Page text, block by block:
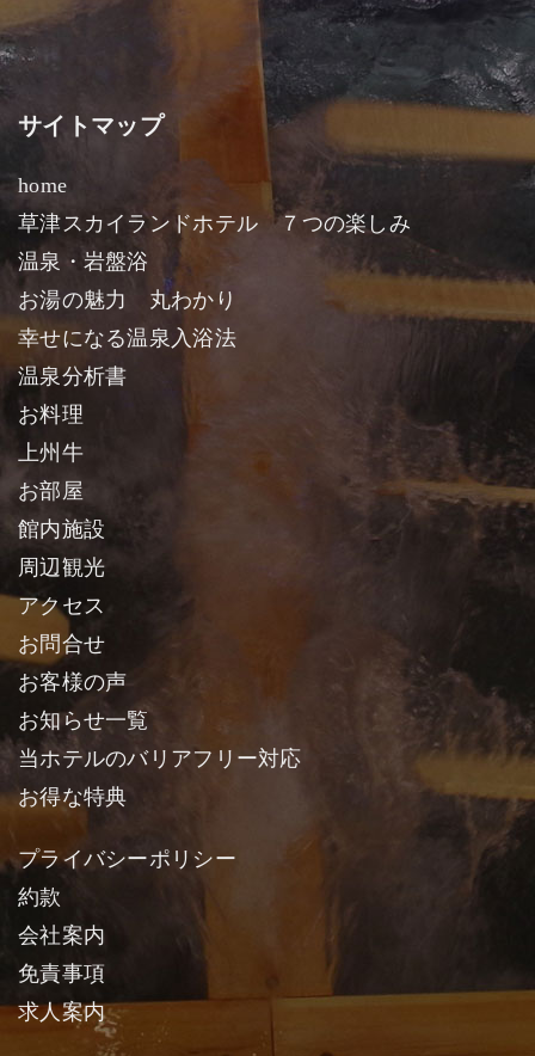
サイトマップ
home
草津スカイランドホテル ７つの楽しみ
温泉・岩盤浴
お湯の魅力 丸わかり
幸せになる温泉入浴法
温泉分析書
お料理
上州牛
お部屋
館内施設
周辺観光
アクセス
お問合せ
お客様の声
お知らせ一覧
当ホテルのバリアフリー対応
お得な特典
プライバシーポリシー
約款
会社案内
免責事項
求人案内